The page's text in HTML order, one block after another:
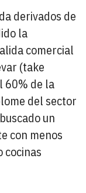
derivados de
la
comercial
(take
60% de la
del sector
un
con menos
cocinas